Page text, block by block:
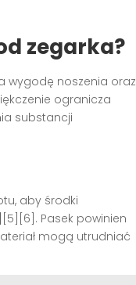
zegarka?
wygodę noszenia oraz
ogranicza
substancji
aby środki
Pasek powinien
mogą utrudniać